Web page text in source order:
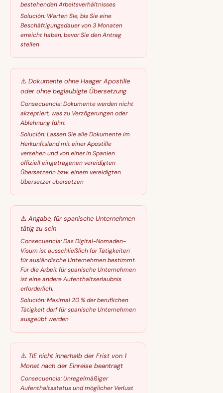
bestehenden Arbeitsverhältnisses
Solución:Warten Sie, bis Sie eine
Beschäftigungsdauer von 3 Monaten
erreicht haben, bevor Sie den Antrag
stellen
⚠️ Dokumente ohne Haager Apostille
oder ohne beglaubigte Übersetzung
Consecuencia:Dokumente werden nicht
akzeptiert, was zu Verzögerungen oder
Ablehnung führt
Solución:Lassen Sie alle Dokumente im
Herkunftsland mit einer Apostille
versehen und von einer in Spanien
offiziell eingetragenen vereidigten
Übersetzerin bzw. einem vereidigten
Übersetzer übersetzen
⚠️ Angabe, für spanische Unternehmen
tätig zu sein
Consecuencia:Das Digital-Nomaden-
Visum ist ausschließlich für Tätigkeiten
für ausländische Unternehmen bestimmt.
Für die Arbeit für spanische Unternehmen
ist eine andere Aufenthaltserlaubnis
erforderlich.
Solución:Maximal 20 % der beruflichen
Tätigkeit darf für spanische Unternehmen
ausgeübt werden
⚠️ TIE nicht innerhalb der Frist von 1
Monat nach der Einreise beantragt
Consecuencia:Unregelmäßiger
Aufenthaltsstatus und möglicher Verlust